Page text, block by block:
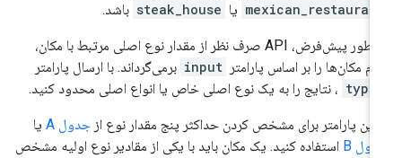
یا steak_house باشد.
به طور پیش‌فرض، API صرف نظر از مقدار نوع اصلی مرتبط با مکان،
مکان‌ها را بر اساس پارامتر input برمی‌گرداند. با ارسال پارامتر
، نتایج را به یک نوع اصلی خاص یا انواع اصلی محدود کنید.
این پارامتر برای مشخص کردن حداکثر پنج مقدار نوع ازجدول A یا
استفاده کنید. یک مکان باید با یکی از مقادیر نوع اولیه مشخص